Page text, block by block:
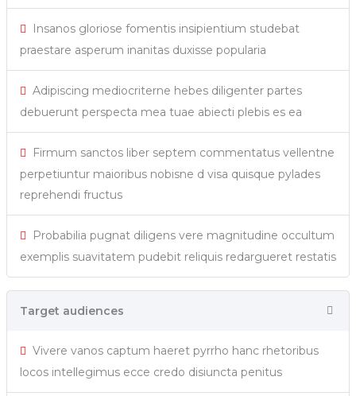
Insanos gloriose fomentis insipientium studebat
praestare asperum inanitas duxisse popularia
Adipiscing mediocriterne hebes diligenter partes
debuerunt perspecta mea tuae abiecti plebis es ea
Firmum sanctos liber septem commentatus vellentne
perpetiuntur maioribus nobisne d visa quisque pylades
reprehendi fructus
Probabilia pugnat diligens vere magnitudine occultum
exemplis suavitatem pudebit reliquis redargueret restatis
Target audiences
Vivere vanos captum haeret pyrrho hanc rhetoribus
locos intellegimus ecce credo disiuncta penitus